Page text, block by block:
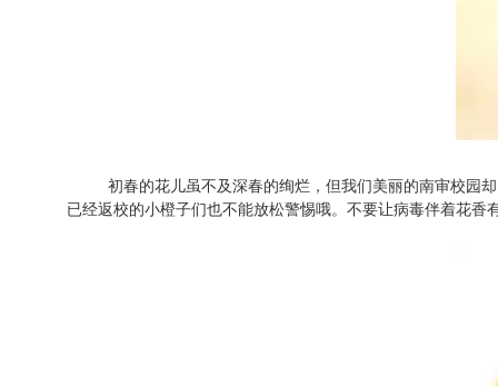
初春的花儿虽不及深春的绚烂，但我们美丽的南审校园
已经返校的小橙子们也不能放松警惕哦。不要让病毒伴着花